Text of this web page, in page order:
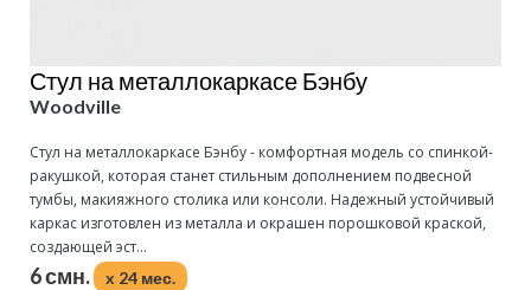
Стул на металлокаркасе Бэнбу
Woodville
Стул на металлокаркасе Бэнбу - комфортная модель со спинкой-
ракушкой, которая станет стильным дополнением подвесной
тумбы, макияжного столика или консоли. Надежный устойчивый
каркас изготовлен из металла и окрашен порошковой краской,
создающей эст...
6 смн.
x 24 мес.